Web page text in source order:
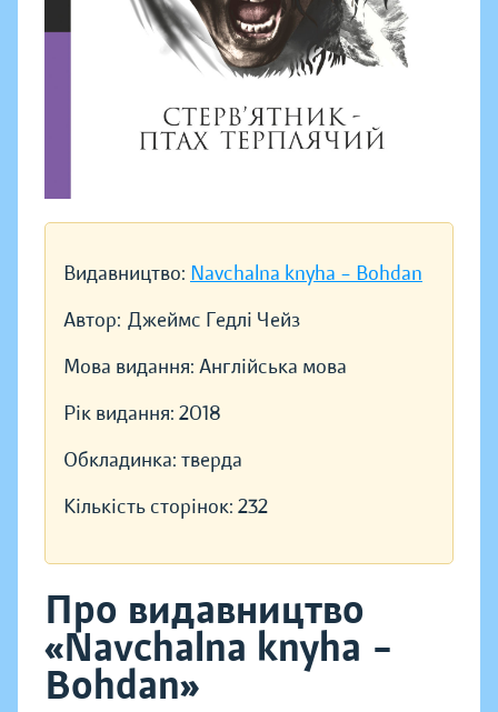
Видавництво: Navchalna knyha – Bohdan
Автор: Джеймс Гедлі Чейз
Мова видання: Англійська мова
Рік видання: 2018
Обкладинка: тверда
Кількість сторінок: 232
Про видавництво
«Navchalna knyha –
Bohdan»